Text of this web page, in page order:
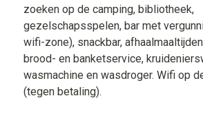
zoeken op de camping, bibliotheek,
gezelschapsspelen, bar met
wifi-zone), snackbar,
brood- en banketservice,
wasmachine en wasdroger. Wifi op
(tegen betaling).